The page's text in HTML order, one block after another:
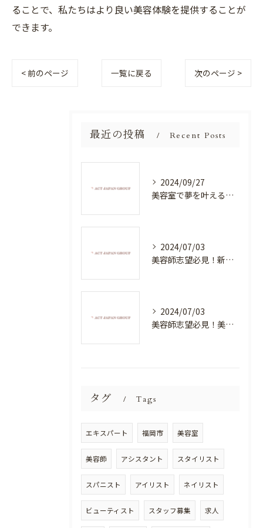
ることで、私たちはより良い美容体験を提供することが
できます。
< 前のページ 一覧に戻る 次のページ >
最近の投稿 Recent Posts
2024/09/27
美容室で夢を叶える！自分を磨く新たなチャンス
2024/07/03
美容師志望必見！新たな価値を創造する美容室でハイレベルな技術を学べる環境
2024/07/03
美容師志望必見！美容室NEWSTANDARDで最高のスキルアップを目指そう！
タグ Tags
エキスパート 福岡市 美容室
美容師 アシスタント スタイリスト
スパニスト アイリスト ネイリスト
ビューティスト スタッフ募集 求人